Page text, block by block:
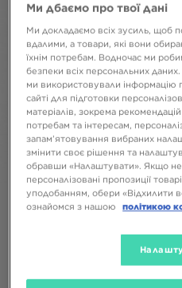
Ми дбаємо про твої дані
Ми докладаємо всіх зусиль, щоб
вдалими, а товари, які вони
їхнім потребам. Водночас ми
безпеки всіх персональних
ми використовували
сайті для підготовки
матеріалів, зокрема
потребам та інтересам,
запам’ятовування вибраних
змінити своє рішення та
обравши «Налаштувати». Якщо
персоналізовані пропозиції
уподобанням, обери «Відхилити
ознайомся з нашою
політикою